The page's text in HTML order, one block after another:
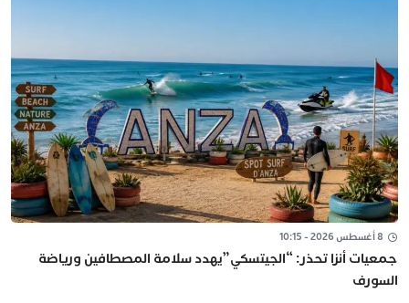
8 أغسطس 2026 - 10:15
جمعيات أنزا تحذر: “الجيتسكي”يهدد سلامة المصطافين ورياضة
السورف